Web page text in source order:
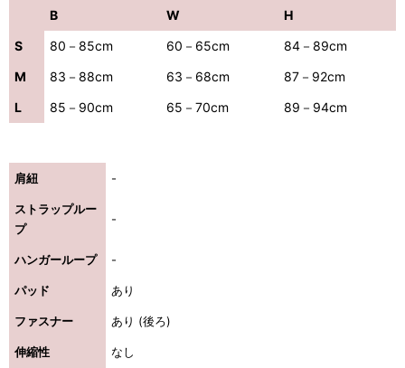
B W
H
S
80－85cm 60－65cm
84－89cm
M
83－88cm 63－68cm
87－92cm
L
85－90cm 65－70cm 89－94cm
肩紐 -
ストラップルー
プ
-
ハンガーループ -
パッド あり
ファスナー あり (後ろ)
伸縮性 なし